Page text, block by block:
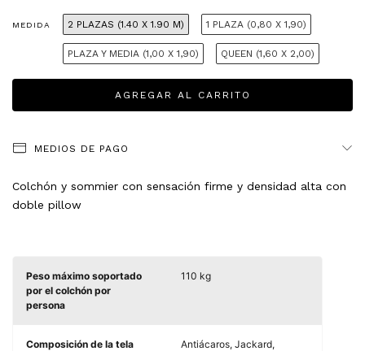
MEDIDA 2 PLAZAS (1.40 X 1.90 M) 1 PLAZA (0,80 X 1,90)
PLAZA Y MEDIA (1,00 X 1,90) QUEEN (1,60 X 2,00)
MEDIOS DE PAGO
Colchón y sommier con sensación firme y densidad alta con
doble pillow
Peso máximo soportado
por el colchón por
persona
110 kg
Composición de la tela
Antiácaros, Jackard,